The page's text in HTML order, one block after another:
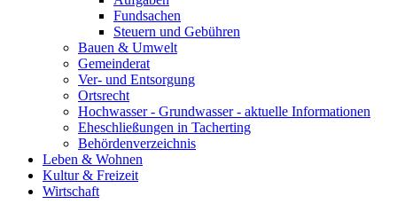
Fundsachen
Steuern und Gebühren
Bauen & Umwelt
Gemeinderat
Ver- und Entsorgung
Ortsrecht
Hochwasser - Grundwasser - aktuelle Informationen
Eheschließungen in Tacherting
Behördenverzeichnis
Leben & Wohnen
Kultur & Freizeit
Wirtschaft